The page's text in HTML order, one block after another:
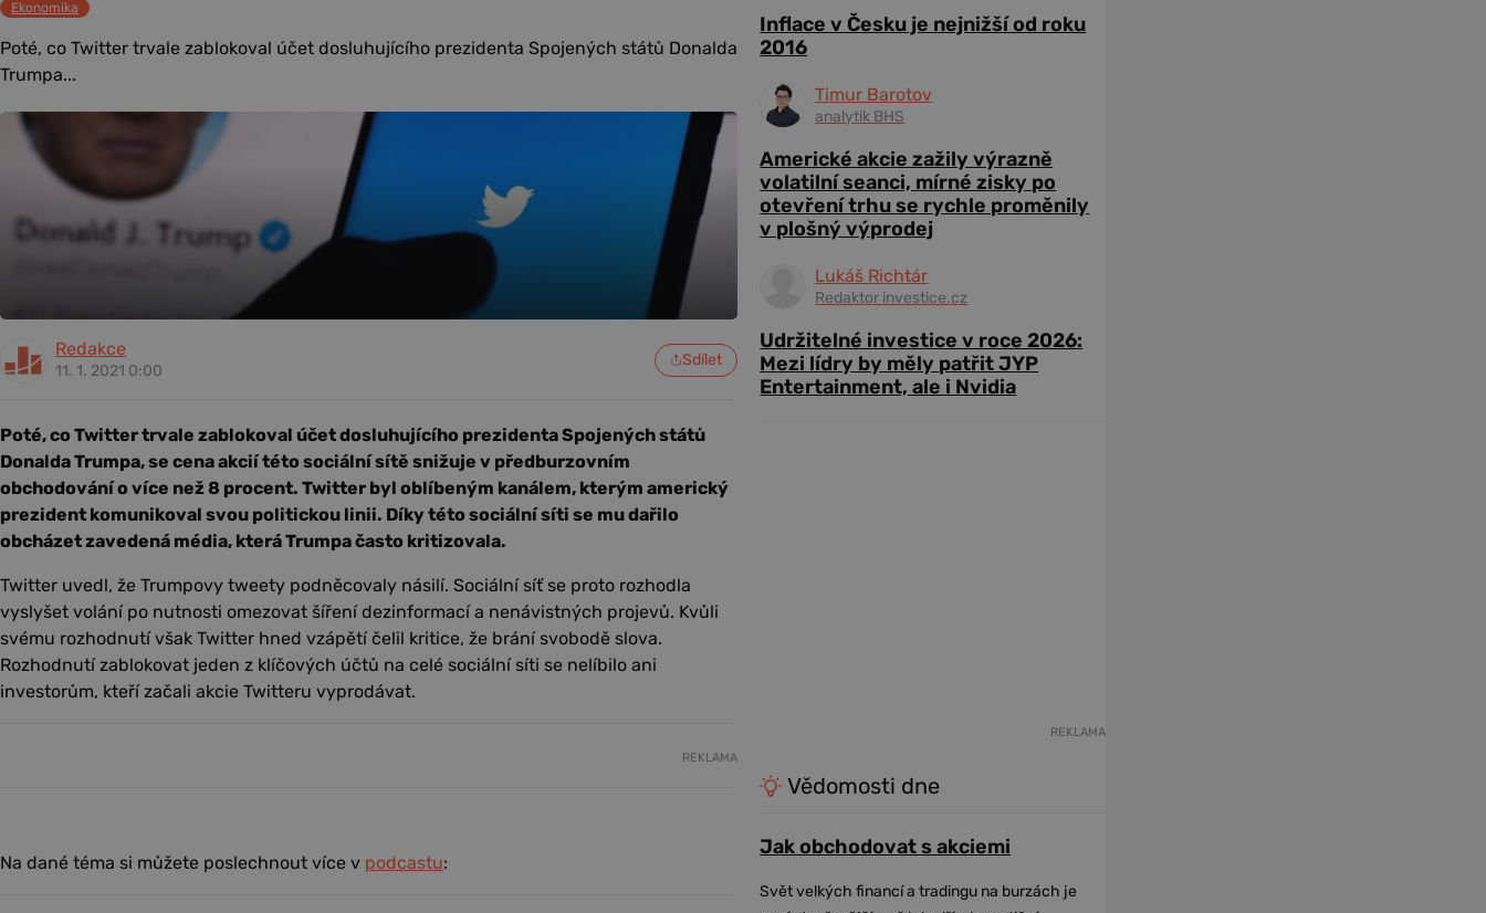
Ekonomika
Poté, co Twitter trvale zablokoval účet dosluhujícího prezidenta Spojených států Donalda
Trumpa...
Redakce
11. 1. 2021 0:00
Sdílet
Poté, co Twitter trvale zablokoval účet dosluhujícího prezidenta Spojených států
Donalda Trumpa, se cena akcií této sociální sítě snižuje v předburzovním
obchodování o více než 8 procent. Twitter byl oblíbeným kanálem, kterým americký
prezident komunikoval svou politickou linii. Díky této sociální síti se mu dařilo
obcházet zavedená média, která Trumpa často kritizovala.
Twitter uvedl, že Trumpovy tweety podněcovaly násilí. Sociální síť se proto rozhodla
vyslyšet volání po nutnosti omezovat šíření dezinformací a nenávistných projevů. Kvůli
svému rozhodnutí však Twitter hned vzápětí čelil kritice, že brání svobodě slova.
Rozhodnutí zablokovat jeden z klíčových účtů na celé sociální síti se nelíbilo ani
investorům, kteří začali akcie Twitteru vyprodávat.
REKLAMA
Na dané téma si můžete poslechnout více v podcastu:
Inflace v Česku je nejnižší od roku
2016
Timur Barotov
analytik BHS
Americké akcie zažily výrazně
volatilní seanci, mírné zisky po
otevření trhu se rychle proměnily
v plošný výprodej
Lukáš Richtár
Redaktor investice.cz
Udržitelné investice v roce 2026:
Mezi lídry by měly patřit JYP
Entertainment, ale i Nvidia
REKLAMA
Vědomosti dne
Jak obchodovat s akciemi
Svět velkých financí a tradingu na burzách je